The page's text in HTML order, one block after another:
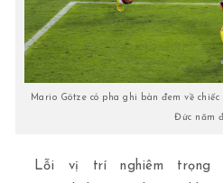
Mario Götze có pha ghi bàn đem về
Đức năm
Lỗi vị trí nghiêm trọng